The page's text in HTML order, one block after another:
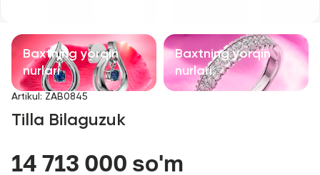
Aksessuarlar
Baxtning yorqin
nurlari
Baxtning yorqin
nurlari
Artikul : ZAB0845
Tilla Bilaguzuk
14 713 000 so'm